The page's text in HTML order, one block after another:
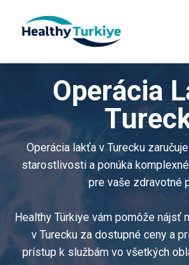
p
c
t
Operácia
Operácia lakťa v Turecku
starostlivosti a ponúka
pre vaše zdravotné
Healthy Türkiye vám pomôže nájsť
v Turecku za dostupné ceny a
prístup k službám vo všetkých